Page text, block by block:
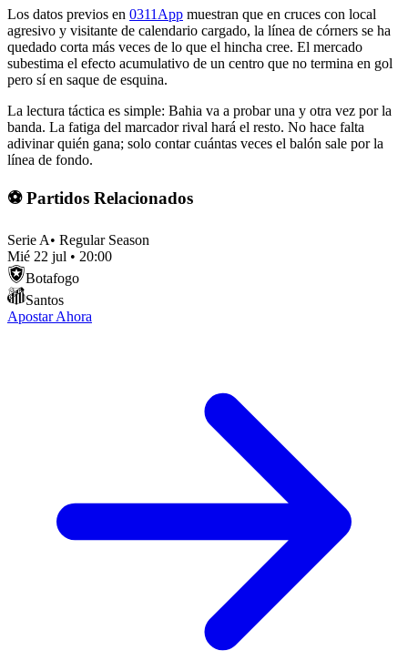
Los datos previos en 0311App muestran que en cruces con local
agresivo y visitante de calendario cargado, la línea de córners se ha
quedado corta más veces de lo que el hincha cree. El mercado
subestima el efecto acumulativo de un centro que no termina en gol
pero sí en saque de esquina.
La lectura táctica es simple: Bahia va a probar una y otra vez por la
banda. La fatiga del marcador rival hará el resto. No hace falta
adivinar quién gana; solo contar cuántas veces el balón sale por la
línea de fondo.
⚽ Partidos Relacionados
Serie A• Regular Season
Mié 22 jul • 20:00
Botafogo
Santos
Apostar Ahora